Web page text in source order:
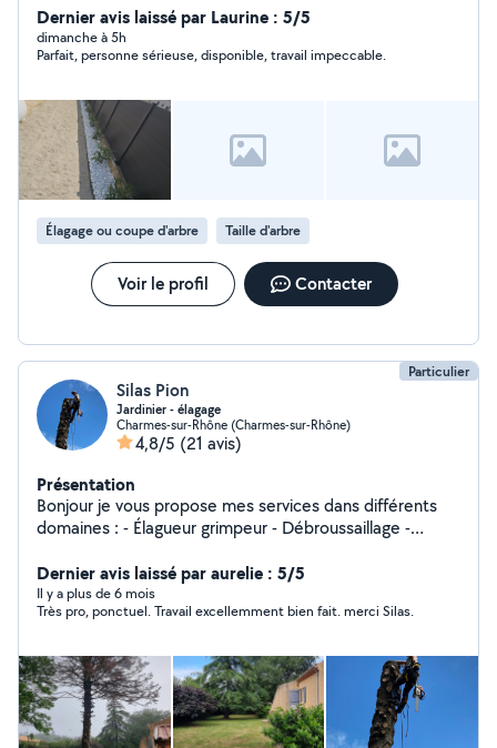
Dernier avis laissé par Laurine : 5/5
dimanche à 5h
Parfait, personne sérieuse, disponible, travail impeccable.
Élagage ou coupe d'arbre Taille d'arbre
Voir le profil Contacter
Particulier
Silas Pion
Jardinier - élagage
Charmes-sur-Rhône (Charmes-sur-Rhône)
4,8/5 (21 avis)
Présentation
Bonjour je vous propose mes services dans différents
domaines : - Élagueur grimpeur - Débroussaillage -
Entretien parc et jardin - Abattage Je suis élagueur
grimpeur de métier, je touche un peux à tout, j'effectue
tout types de travaux, je travaille toujours proprement,
toujours en sécurité. Toutes demandes sera étudié.
Dernier avis laissé par aurelie : 5/5
Il y a plus de 6 mois
Très pro, ponctuel. Travail excellemment bien fait. merci Silas.